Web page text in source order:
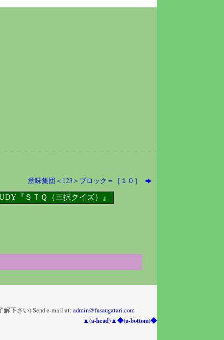
意味集団＜123＞ブロック＝［１０］
下さい) Send e-mail at: admin@fusaugatari.com
▲(a-head)▲◆(a-bottom)◆